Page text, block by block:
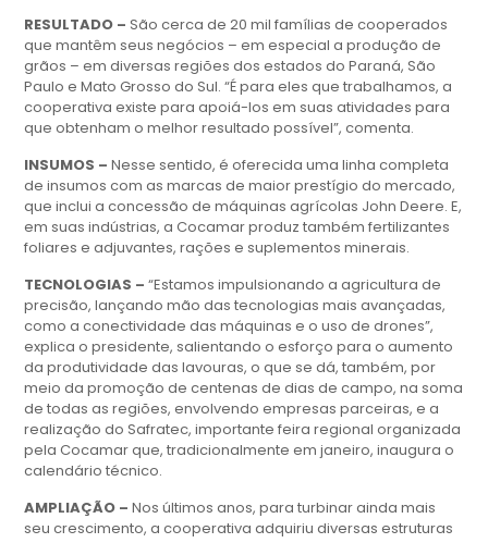
RESULTADO – São cerca de 20 mil famílias de cooperados
que mantêm seus negócios – em especial a produção de
grãos – em diversas regiões dos estados do Paraná, São
Paulo e Mato Grosso do Sul. “É para eles que trabalhamos, a
cooperativa existe para apoiá-los em suas atividades para
que obtenham o melhor resultado possível”, comenta.
INSUMOS – Nesse sentido, é oferecida uma linha completa
de insumos com as marcas de maior prestígio do mercado,
que inclui a concessão de máquinas agrícolas John Deere. E,
em suas indústrias, a Cocamar produz também fertilizantes
foliares e adjuvantes, rações e suplementos minerais.
TECNOLOGIAS – “Estamos impulsionando a agricultura de
precisão, lançando mão das tecnologias mais avançadas,
como a conectividade das máquinas e o uso de drones”,
explica o presidente, salientando o esforço para o aumento
da produtividade das lavouras, o que se dá, também, por
meio da promoção de centenas de dias de campo, na soma
de todas as regiões, envolvendo empresas parceiras, e a
realização do Safratec, importante feira regional organizada
pela Cocamar que, tradicionalmente em janeiro, inaugura o
calendário técnico.
AMPLIAÇÃO – Nos últimos anos, para turbinar ainda mais
seu crescimento, a cooperativa adquiriu diversas estruturas